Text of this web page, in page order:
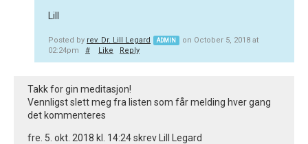
Lill
Posted by rev. Dr. Lill Legard ADMIN
on October 5, 2018 at
02:24pm
# Like Reply
Takk for gin meditasjon!
Vennligst slett meg fra listen som får melding hver gang
det kommenteres
fre. 5. okt. 2018 kl. 14:24 skrev Lill Legard